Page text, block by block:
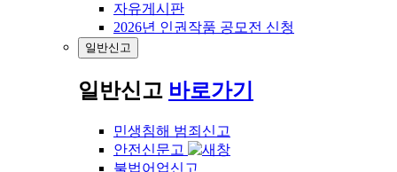
자유게시판
2026년 인권작품 공모전 신청
일반신고
일반신고 바로가기
민생침해 범죄신고
안전신문고
불법어업신고